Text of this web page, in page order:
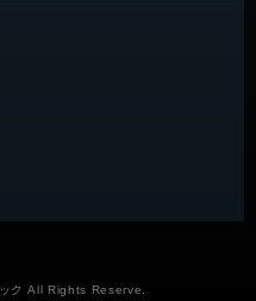
ク All Rights Reserve.